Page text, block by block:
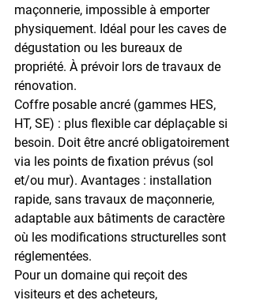
maçonnerie, impossible à emporter
physiquement. Idéal pour les caves de
dégustation ou les bureaux de
propriété. À prévoir lors de travaux de
rénovation.
Coffre posable ancré (gammes HES,
HT, SE) : plus flexible car déplaçable si
besoin. Doit être ancré obligatoirement
via les points de fixation prévus (sol
et/ou mur). Avantages : installation
rapide, sans travaux de maçonnerie,
adaptable aux bâtiments de caractère
où les modifications structurelles sont
réglementées.
Pour un domaine qui reçoit des
visiteurs et des acheteurs,